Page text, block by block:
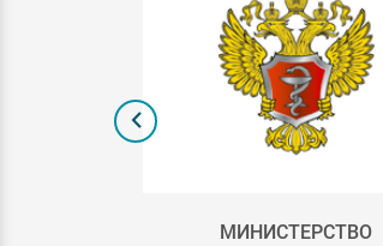
МИНИСТЕРСТВО